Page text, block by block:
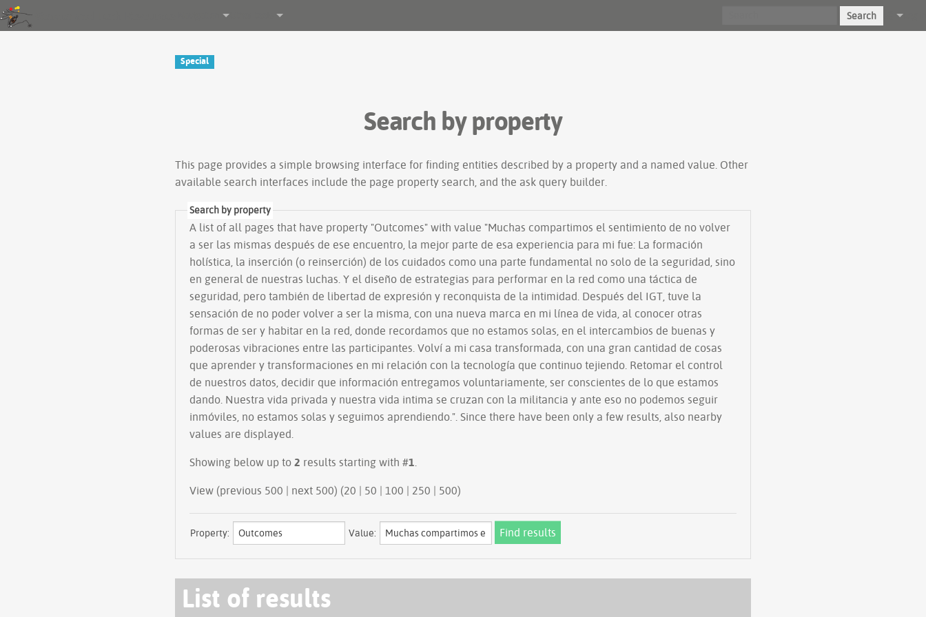
Other tools Search
Special
Search by property
This page provides a simple browsing interface for finding entities described by a property and a named value. Other
available search interfaces include the page property search , and the ask query builder
Search by property
A list of all pages that have property "Outcomes" with value "Muchas compartimos el sentimiento de no volver
a ser las mismas después de ese encuentro, la mejor parte de esa experiencia para mi fue: La formación
holística, la inserción (o reinserción) de los cuidados como una parte fundamental no solo de la seguridad, sino
en general de nuestras luchas. Y el diseño de estrategias para performar en la red como una táctica de
seguridad, pero también de libertad de expresión y reconquista de la intimidad. Después del IGT, tuve la
sensación de no poder volver a ser la misma, con una nueva marca en mi línea de vida, al conocer otras
formas de ser y habitar en la red, donde recordamos que no estamos solas, en el intercambios de buenas y
poderosas vibraciones entre las participantes. Volví a mi casa transformada, con una gran cantidad de cosas
que aprender y transformaciones en mi relación con la tecnología que continuo tejiendo. Retomar el control
de nuestros datos, decidir que información entregamos voluntariamente, ser conscientes de lo que estamos
dando. Nuestra vida privada y nuestra vida intima se cruzan con la militancia y ante eso no podemos seguir
inmóviles, no estamos solas y seguimos aprendiendo.". Since there have been only a few results, also nearby
values are displayed.
Showing below up to 2 results starting with #1
View (previous 500 | next 500) (20 | 50 | 100 | 250 | 500)
Property: Value:
List of results